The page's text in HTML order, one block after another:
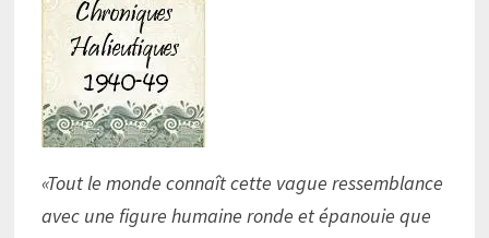
«Tout le monde connaît cette vague ressemblance
avec une figure humaine ronde et épanouie que